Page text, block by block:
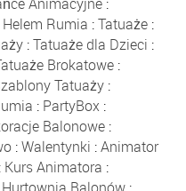
Rumia :Tatuaże:
:Tatuaże dla Dzieci :
Brokatowe:
Tatuaży :
: PartyBox:
Balonowe :
:Walentynki :Animator
: Kurs Animatora :